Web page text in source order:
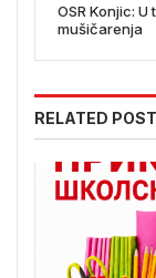
OSR Konjic:
mušičarenja
RELATED